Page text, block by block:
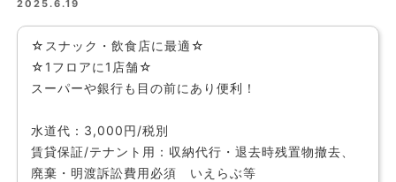
2025.6.19
☆スナック・飲食店に最適☆
☆1フロアに1店舗☆
スーパーや銀行も目の前にあり便利！
水道代：3,000円/税別
賃貸保証/テナント用：収納代行・退去時残置物撤去、
廃棄・明渡訴訟費用必須 いえらぶ等